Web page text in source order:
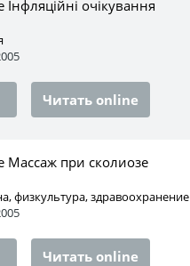
очікування
Читать online
Массаж при сколиозе
физкультура, здравоохранение
Читать online